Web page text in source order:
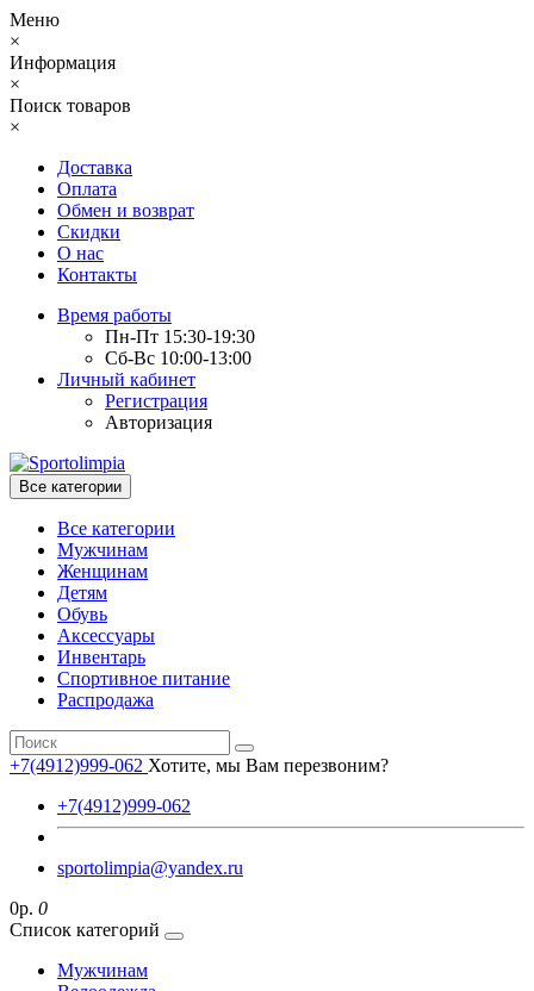
Меню
×
Информация
×
Поиск товаров
×
Доставка
Оплата
Обмен и возврат
Скидки
О нас
Контакты
Время работы
Пн-Пт 15:30-19:30
Сб-Вс 10:00-13:00
Личный кабинет
Регистрация
Авторизация
Все категории
Все категории
Мужчинам
Женщинам
Детям
Обувь
Аксессуары
Инвентарь
Спортивное питание
Распродажа
+7(4912)999-062 Хотите, мы Вам перезвоним?
+7(4912)999-062
sportolimpia@yandex.ru
0р. 0
Список категорий
Мужчинам